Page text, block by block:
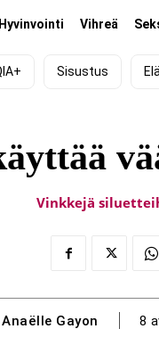
Hyvinvointi Vihreä
Sisustus
Vinkkejä
Anaëlle Gayon 8